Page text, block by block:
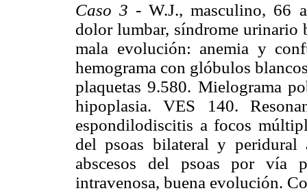
Caso 3 - W.J., masculino, 66
dolor lumbar, síndrome urinario
mala evolución: anemia y
hemograma con glóbulos
plaquetas 9.580. Mielograma
hipoplasia. VES 140.
espondilodiscitis a focos
del psoas bilateral y
abscesos del psoas por vía
intravenosa, buena evolución.